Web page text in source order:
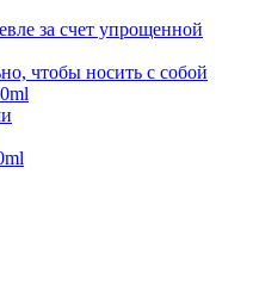
за счет упрощенной
чтобы носить с собой